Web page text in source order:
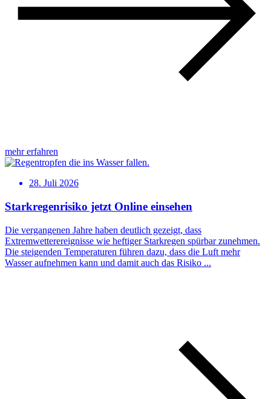
mehr erfahren
28. Juli 2026
Starkregenrisiko jetzt Online einsehen
Die vergangenen Jahre haben deutlich gezeigt, dass
Extremwetterereignisse wie heftiger Starkregen spürbar zunehmen.
Die steigenden Temperaturen führen dazu, dass die Luft mehr
Wasser aufnehmen kann und damit auch das Risiko ...